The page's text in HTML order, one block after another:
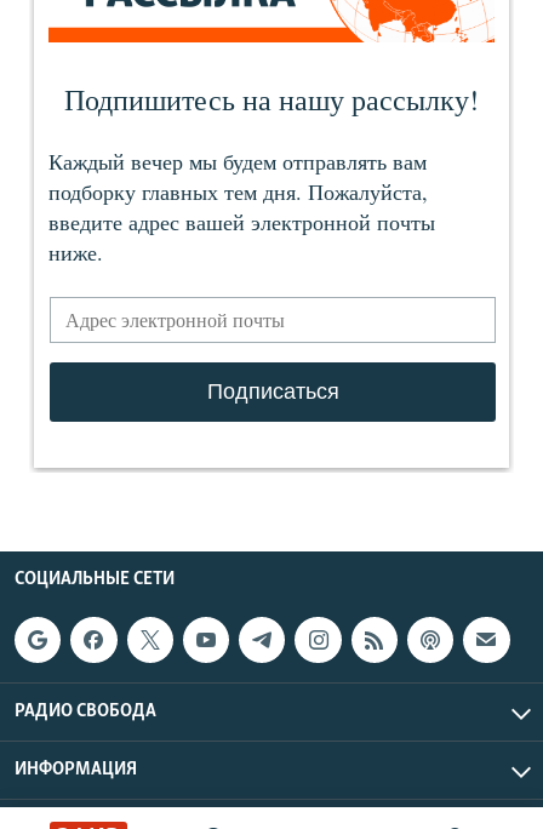
СОЦИАЛЬНЫЕ СЕТИ
РАДИО СВОБОДА
ИНФОРМАЦИЯ